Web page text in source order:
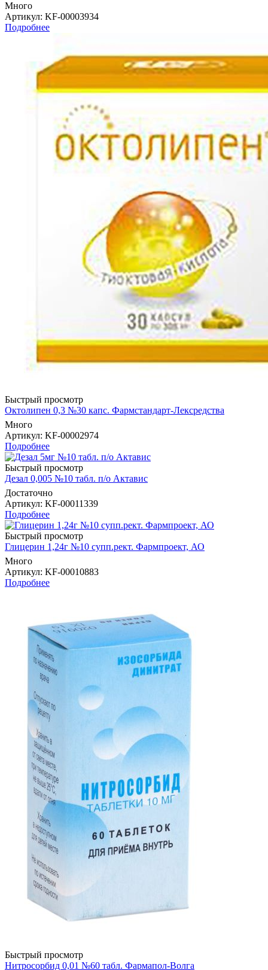
Много
Артикул: KF-00003934
Подробнее
Быстрый просмотр
Октолипен 0,3 №30 капс. Фармстандарт-Лексредства
Много
Артикул: KF-00002974
Подробнее
Быстрый просмотр
Дезал 0,005 №10 табл. п/о Актавис
Достаточно
Артикул: KF-00011339
Подробнее
Быстрый просмотр
Глицерин 1,24г №10 супп.рект. Фармпроект, АО
Много
Артикул: KF-00010883
Подробнее
Быстрый просмотр
Нитросорбид 0,01 №60 табл. Фармапол-Волга